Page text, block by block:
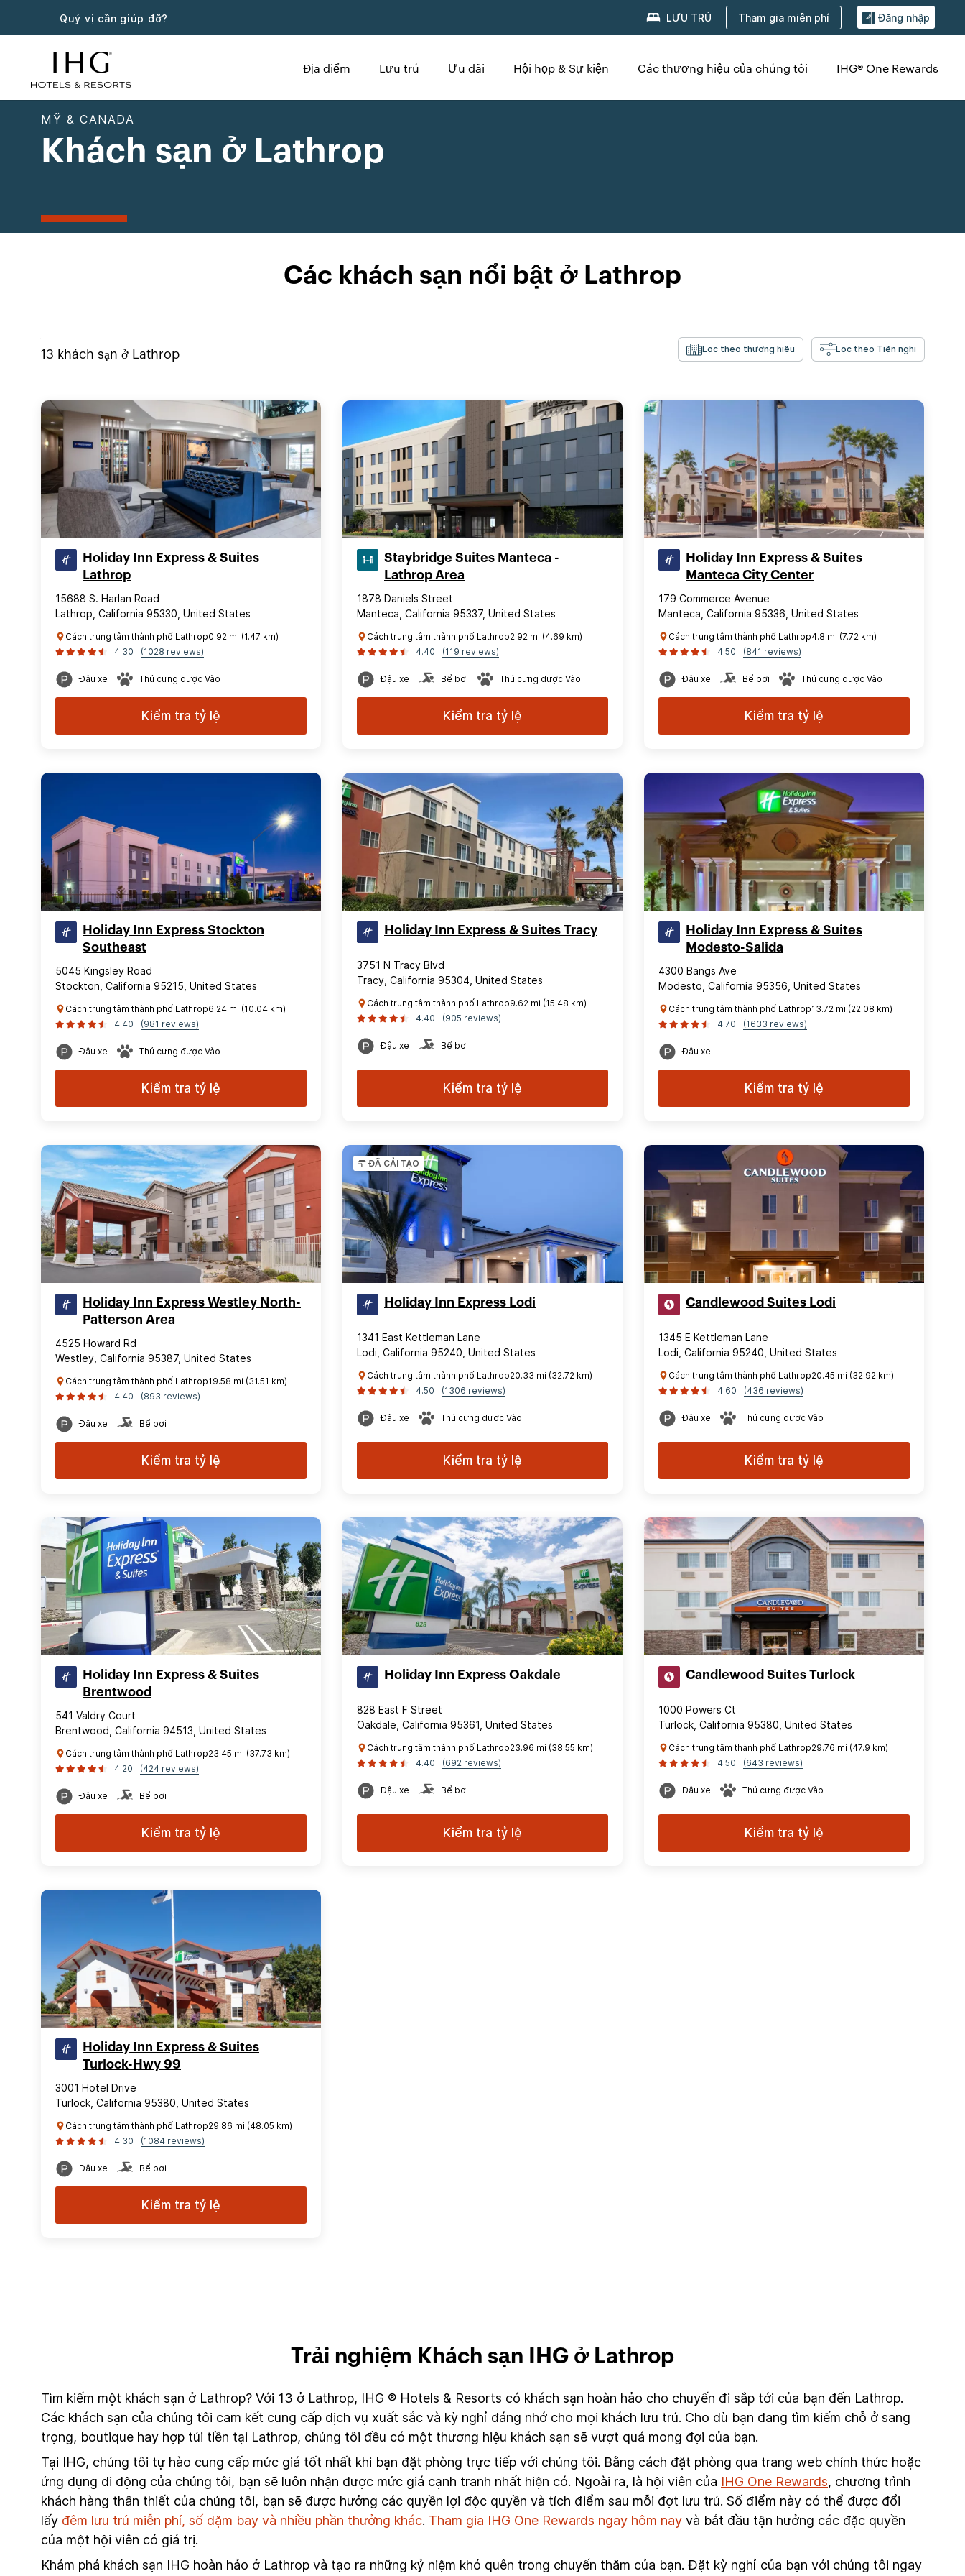
Quý vị cần giúp đỡ? LƯU TRÚ Tham gia miễn phí Đăng nhập
Địa điểm Lưu trú Ưu đãi Hội họp & Sự kiện Các thương hiệu của chúng tôi IHG® One Rewards
MỸ & CANADA
Khách sạn ở Lathrop
Các khách sạn nổi bật ở Lathrop
13 khách sạn ở Lathrop Lọc theo thương hiệu Lọc theo Tiện nghi
Holiday Inn Express & Suites
Lathrop
15688 S. Harlan Road
Lathrop, California 95330, United States
Cách trung tâm thành phố Lathrop0.92 mi (1.47 km)
4.30
(1028 reviews)
Đậu xe Thú cưng được Vào
Kiểm tra tỷ lệ
Staybridge Suites Manteca -
Lathrop Area
1878 Daniels Street
Manteca, California 95337, United States
Cách trung tâm thành phố Lathrop2.92 mi (4.69 km)
4.40
(119 reviews)
Đậu xe Bể bơi Thú cưng được Vào
Kiểm tra tỷ lệ
Holiday Inn Express & Suites
Manteca City Center
179 Commerce Avenue
Manteca, California 95336, United States
Cách trung tâm thành phố Lathrop4.8 mi (7.72 km)
4.50
(841 reviews)
Đậu xe Bể bơi Thú cưng được Vào
Kiểm tra tỷ lệ
Holiday Inn Express Stockton
Southeast
5045 Kingsley Road
Stockton, California 95215, United States
Cách trung tâm thành phố Lathrop6.24 mi (10.04 km)
4.40
(981 reviews)
Đậu xe Thú cưng được Vào
Kiểm tra tỷ lệ
Holiday Inn Express & Suites Tracy
3751 N Tracy Blvd
Tracy, California 95304, United States
Cách trung tâm thành phố Lathrop9.62 mi (15.48 km)
4.40
(905 reviews)
Đậu xe Bể bơi
Kiểm tra tỷ lệ
Holiday Inn Express & Suites
Modesto-Salida
4300 Bangs Ave
Modesto, California 95356, United States
Cách trung tâm thành phố Lathrop13.72 mi (22.08 km)
4.70
(1633 reviews)
Đậu xe
Kiểm tra tỷ lệ
Holiday Inn Express Westley North-
Patterson Area
4525 Howard Rd
Westley, California 95387, United States
Cách trung tâm thành phố Lathrop19.58 mi (31.51 km)
4.40
(893 reviews)
Đậu xe Bể bơi
Kiểm tra tỷ lệ
ĐÃ CẢI TẠO
Holiday Inn Express Lodi
1341 East Kettleman Lane
Lodi, California 95240, United States
Cách trung tâm thành phố Lathrop20.33 mi (32.72 km)
4.50
(1306 reviews)
Đậu xe Thú cưng được Vào
Kiểm tra tỷ lệ
Candlewood Suites Lodi
1345 E Kettleman Lane
Lodi, California 95240, United States
Cách trung tâm thành phố Lathrop20.45 mi (32.92 km)
4.60
(436 reviews)
Đậu xe Thú cưng được Vào
Kiểm tra tỷ lệ
Holiday Inn Express & Suites
Brentwood
541 Valdry Court
Brentwood, California 94513, United States
Cách trung tâm thành phố Lathrop23.45 mi (37.73 km)
4.20
(424 reviews)
Đậu xe Bể bơi
Kiểm tra tỷ lệ
Holiday Inn Express Oakdale
828 East F Street
Oakdale, California 95361, United States
Cách trung tâm thành phố Lathrop23.96 mi (38.55 km)
4.40
(692 reviews)
Đậu xe Bể bơi
Kiểm tra tỷ lệ
Candlewood Suites Turlock
1000 Powers Ct
Turlock, California 95380, United States
Cách trung tâm thành phố Lathrop29.76 mi (47.9 km)
4.50
(643 reviews)
Đậu xe Thú cưng được Vào
Kiểm tra tỷ lệ
Holiday Inn Express & Suites
Turlock-Hwy 99
3001 Hotel Drive
Turlock, California 95380, United States
Cách trung tâm thành phố Lathrop29.86 mi (48.05 km)
4.30
(1084 reviews)
Đậu xe Bể bơi
Kiểm tra tỷ lệ
Trải nghiệm Khách sạn IHG ở Lathrop
Tìm kiếm một khách sạn ở Lathrop? Với 13 ở Lathrop, IHG ® Hotels & Resorts có khách sạn hoàn hảo cho chuyến đi sắp tới của bạn đến Lathrop.
Các khách sạn của chúng tôi cam kết cung cấp dịch vụ xuất sắc và kỳ nghỉ đáng nhớ cho mọi khách lưu trú. Cho dù bạn đang tìm kiếm chỗ ở sang
trọng, boutique hay hợp túi tiền tại Lathrop, chúng tôi đều có một thương hiệu khách sạn sẽ vượt quá mong đợi của bạn.
Tại IHG, chúng tôi tự hào cung cấp mức giá tốt nhất khi bạn đặt phòng trực tiếp với chúng tôi. Bằng cách đặt phòng qua trang web chính thức hoặc
ứng dụng di động của chúng tôi, bạn sẽ luôn nhận được mức giá cạnh tranh nhất hiện có. Ngoài ra, là hội viên của IHG One Rewards, chương trình
khách hàng thân thiết của chúng tôi, bạn sẽ được hưởng các quyền lợi độc quyền và tích điểm sau mỗi đợt lưu trú. Số điểm này có thể được đổi
lấy đêm lưu trú miễn phí, số dặm bay và nhiều phần thưởng khác. Tham gia IHG One Rewards ngay hôm nay và bắt đầu tận hưởng các đặc quyền
của một hội viên có giá trị.
Khám phá khách sạn IHG hoàn hảo ở Lathrop và tạo ra những kỷ niệm khó quên trong chuyến thăm của bạn. Đặt kỳ nghỉ của bạn với chúng tôi ngay